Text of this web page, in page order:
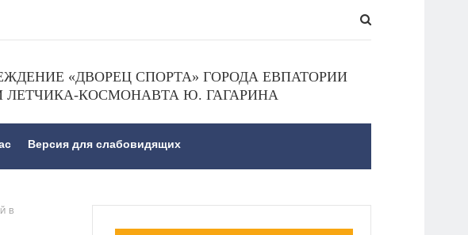
«ДВОРЕЦ СПОРТА» ГОРОДА ЕВПАТОРИИ
КОСМОНАВТА Ю. ГАГАРИНА
Версия для слабовидящих
В